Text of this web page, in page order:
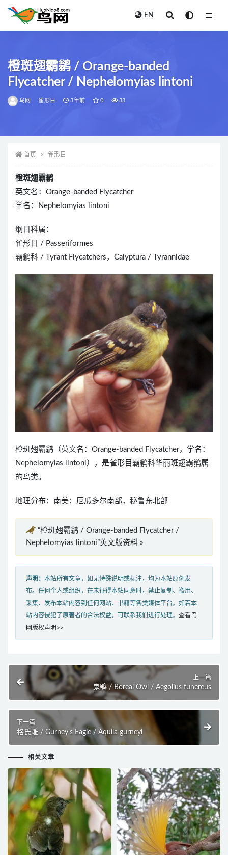
EN
橙斑翅霸鹟 / Orange-banded
Flycatcher / Nephelomyias lintoni
鸟网 雀形目 3年前 0 33
首页 雀形目
橙斑翅霸鹟
英文名：Orange-banded Flycatcher
学名：Nephelomyias lintoni
纲目科属：
雀形目 / Passeriformes
霸鹟科 / Tyrant Flycatchers，Calyptura / Tyrannidae
橙斑翅霸鹟（英文名：Orange-banded Flycatcher，学名：
Nephelomyias lintoni），是雀形目霸鹟科华丽斑翅霸鹟属
的鸟类。
地理分布：南美：厄瓜多尔南部，秘鲁东北部
“橙斑翅霸鹟 / Orange-banded Flycatcher /
Nephelomyias lintoni”英文版资料 »
声明： 本站所有文章，如无特殊说明或标注，均为本站原创发
布。任何个人或组织，在未征得本站同意时，禁止复制、盗用、
采集、发布本站内容到任何网站、书籍等各类媒体平台。如若本
站内容侵犯了原著者的合法权益，可联系我们进行处理。 查看鸟
网版权声明>>
上一篇
鬼鸮 / Boreal Owl / Aegolius funereus
下一篇
格氏雕 / Gurney’s Eagle / Aquila gurneyi
相关文章